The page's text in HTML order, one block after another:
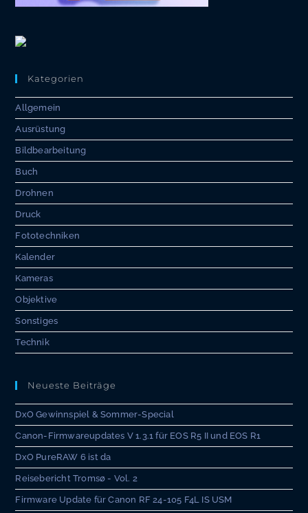
Kategorien
Allgemein
Ausrüstung
Bildbearbeitung
Buch
Drohnen
Druck
Fototechniken
Kalender
Kameras
Objektive
Sonstiges
Technik
Neueste Beiträge
DxO Gewinnspiel & Sommer-Special
Canon-Firmwareupdates V 1.3.1 für EOS R5 II und EOS R1
DxO PureRAW 6 ist da
Reisebericht Tromsø - Vol. 2
Firmware Update für Canon RF 24-105 F4L IS USM